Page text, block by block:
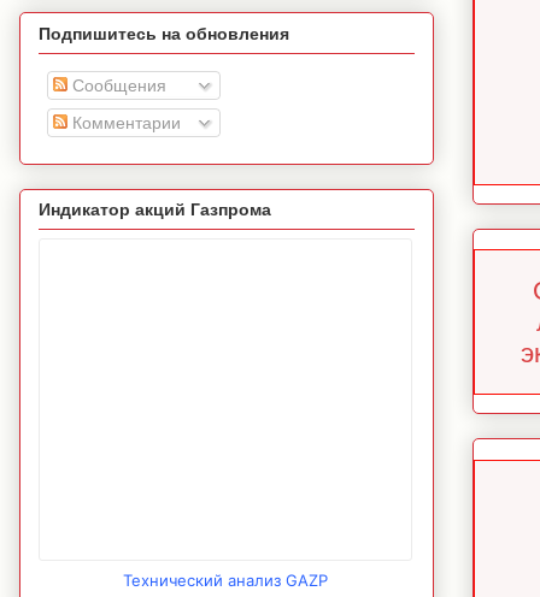
Подпишитесь на обновления
Сообщения
Комментарии
Индикатор акций Газпрома
Технический анализ GAZP